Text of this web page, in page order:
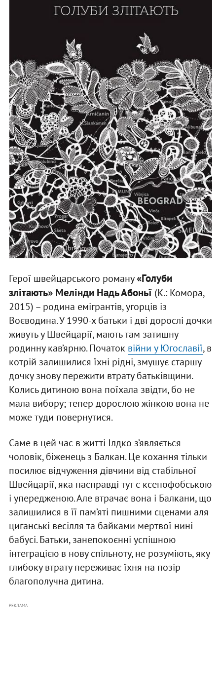
Герої швейцарського роману«Голуби
злітають» Мелінди Надь Абоньї(К.: Комора,
2015) – родина емігрантів, угорців із
Воєводина. У 1990-х батьки і дві дорослі дочки
живуть у Швейцарії, мають там затишну
родинну кав’ярню. Початок війни у Югославії, в
котрій залишилися їхні рідні, змушує старшу
дочку знову пережити втрату батьківщини.
Колись дитиною вона поїхала звідти, бо не
мала вибору; тепер дорослою жінкою вона не
може туди повернутися.
Саме в цей час в житті Ілдко з’являється
чоловік, біженець з Балкан. Це кохання тільки
посилює відчуження дівчини від стабільної
Швейцарії, яка насправді тут є ксенофобською
і упередженою. Але втрачає вона і Балкани, що
залишилися в її пам’яті пишними сценами аля
циганські весілля та байками мертвої нині
бабусі. Батьки, занепокоєнні успішною
інтеграцією в нову спільноту, не розуміють, яку
глибоку втрату переживає їхня на позір
благополучна дитина.
РЕКЛАМА